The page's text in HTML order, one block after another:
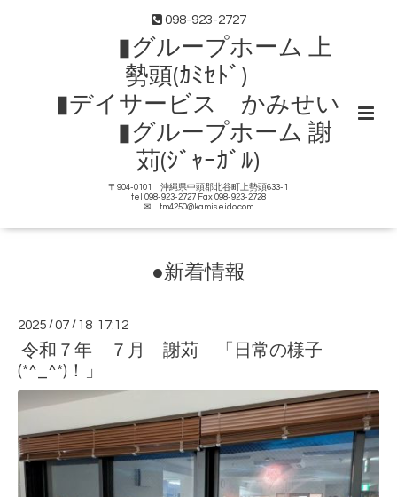
098-923-2727
▮グループホーム 上
勢頭(ｶﾐｾﾄﾞ)
▮デイサービス かみせい
▮グループホーム 謝
苅(ｼﾞｬｰｶﾞﾙ)
〒904-0101 沖縄県中頭郡北谷町上勢頭633-1
tel 098-923-2727 Fax 098-923-2728
✉ tm4250@kamiseido.com
●新着情報
2025 /07 / 18 17:12
令和７年 ７月 謝苅 「日常の様子
(*^_^*)！」